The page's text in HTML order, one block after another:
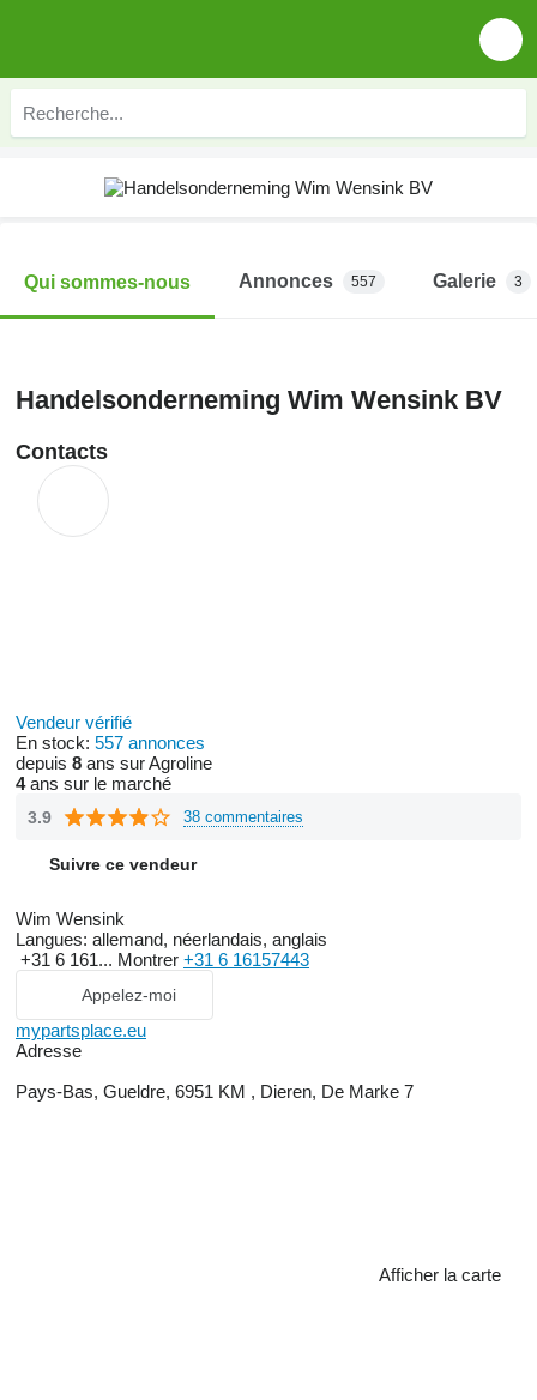
Qui sommes-nous Annonces 557 Galerie 3
Handelsonderneming Wim Wensink BV
Contacts
Vendeur vérifié
En stock: 557 annonces
depuis 8 ans sur Agroline
4ans sur le marché
3.9 38 commentaires
Suivre ce vendeur
Wim Wensink
Langues: allemand, néerlandais, anglais
+31 6 161... Montrer +31 6 16157443
Appelez-moi
mypartsplace.eu
Adresse
Pays-Bas, Gueldre, 6951 KM , Dieren, De Marke 7
Afficher la carte